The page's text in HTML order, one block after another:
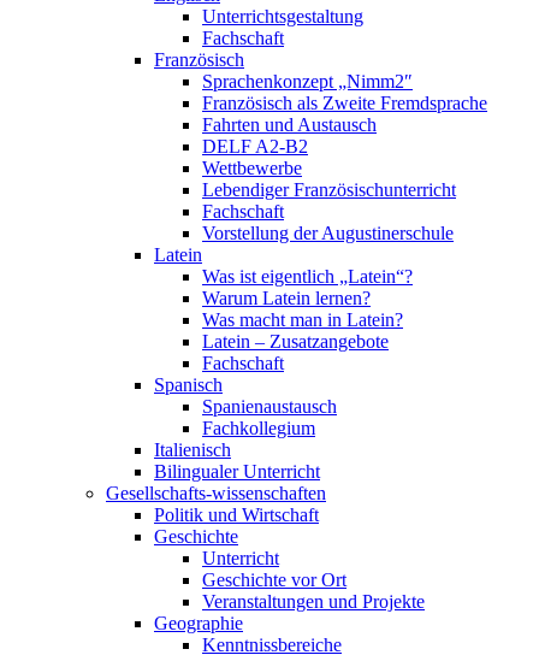
Unterrichtsgestaltung
Fachschaft
Französisch
Sprachenkonzept „Nimm2″
Französisch als Zweite Fremdsprache
Fahrten und Austausch
DELF A2-B2
Wettbewerbe
Lebendiger Französischunterricht
Fachschaft
Vorstellung der Augustinerschule
Latein
Was ist eigentlich „Latein“?
Warum Latein lernen?
Was macht man in Latein?
Latein – Zusatzangebote
Fachschaft
Spanisch
Spanienaustausch
Fachkollegium
Italienisch
Bilingualer Unterricht
Gesellschafts-wissenschaften
Politik und Wirtschaft
Geschichte
Unterricht
Geschichte vor Ort
Veranstaltungen und Projekte
Geographie
Kenntnissbereiche